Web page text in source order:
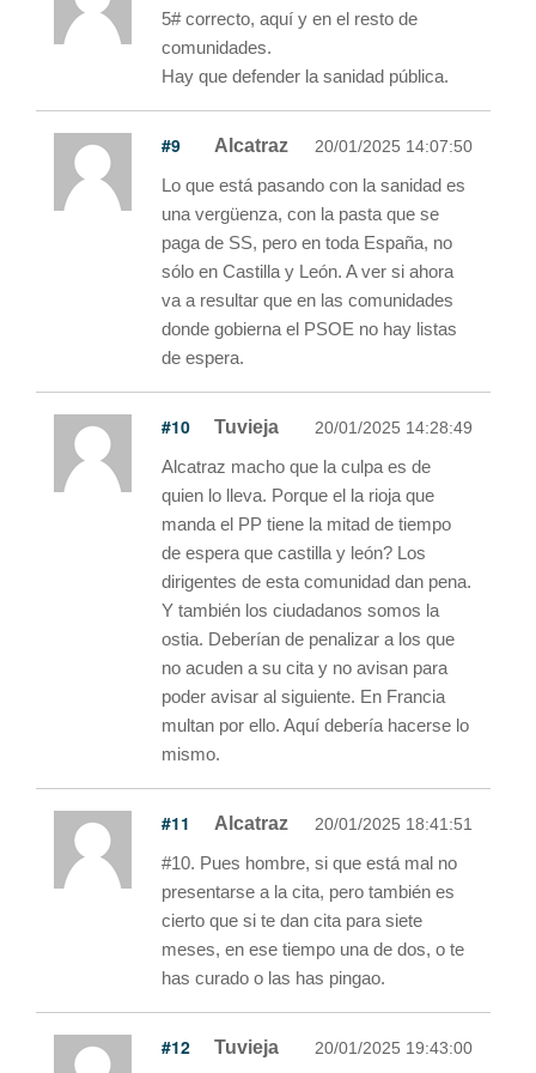
5# correcto, aquí y en el resto de
comunidades.
Hay que defender la sanidad pública.
#9 Alcatraz 20/01/2025 14:07:50
Lo que está pasando con la sanidad es
una vergüenza, con la pasta que se
paga de SS, pero en toda España, no
sólo en Castilla y León. A ver si ahora
va a resultar que en las comunidades
donde gobierna el PSOE no hay listas
de espera.
#10 Tuvieja 20/01/2025 14:28:49
Alcatraz macho que la culpa es de
quien lo lleva. Porque el la rioja que
manda el PP tiene la mitad de tiempo
de espera que castilla y león? Los
dirigentes de esta comunidad dan pena.
Y también los ciudadanos somos la
ostia. Deberían de penalizar a los que
no acuden a su cita y no avisan para
poder avisar al siguiente. En Francia
multan por ello. Aquí debería hacerse lo
mismo.
#11 Alcatraz 20/01/2025 18:41:51
#10. Pues hombre, si que está mal no
presentarse a la cita, pero también es
cierto que si te dan cita para siete
meses, en ese tiempo una de dos, o te
has curado o las has pingao.
#12 Tuvieja 20/01/2025 19:43:00